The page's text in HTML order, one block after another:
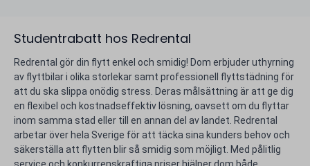
Studentrabatt hos Redrental
Redrental gör din flytt enkel och smidig! Dom erbjuder uthyrning
av flyttbilar i olika storlekar samt professionell flyttstädning för
att du ska slippa onödig stress. Deras målsättning är att ge dig
en flexibel och kostnadseffektiv lösning, oavsett om du flyttar
inom samma stad eller till en annan del av landet. Redrental
arbetar över hela Sverige för att täcka sina kunders behov och
säkerställa att flytten blir så smidig som möjligt. Med pålitlig